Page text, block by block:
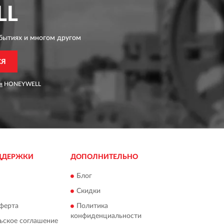
и многом другом
HONEYWELL
соглашение
ДОПОЛНИТЕЛЬНО
Блог
Скидки
Политика
конфиденциальности